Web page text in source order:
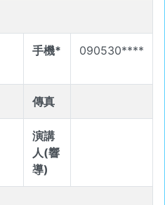
手機* 090530****
傳真
演講
人(響
導)